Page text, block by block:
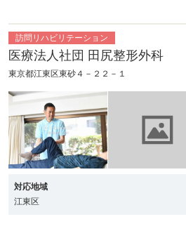
訪問リハビリテーション
医療法人社団 田尻整形外科
東京都江東区東砂４－２２－１
対応地域
江東区